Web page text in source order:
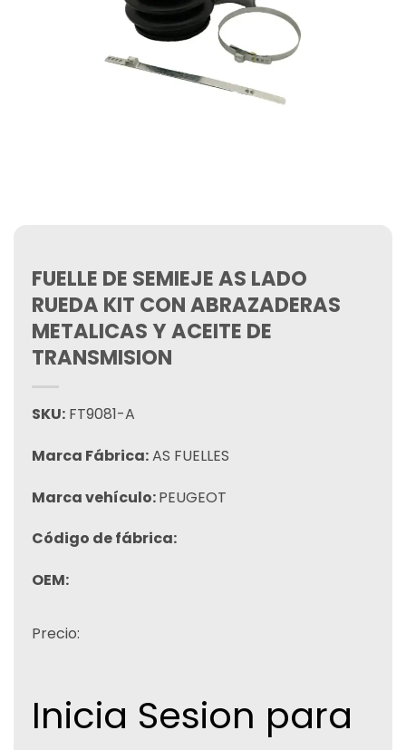
FUELLE DE SEMIEJE AS LADO
RUEDA KIT CON ABRAZADERAS
METALICAS Y ACEITE DE
TRANSMISION
SKU: FT9081-A
Marca Fábrica:AS FUELLES
Marca vehículo:PEUGEOT
Código de fábrica:
OEM:
Precio:
Inicia Sesion para